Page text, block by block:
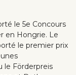
le 5e Concours
en Hongrie. Le
le premier prix
le Förderpreis